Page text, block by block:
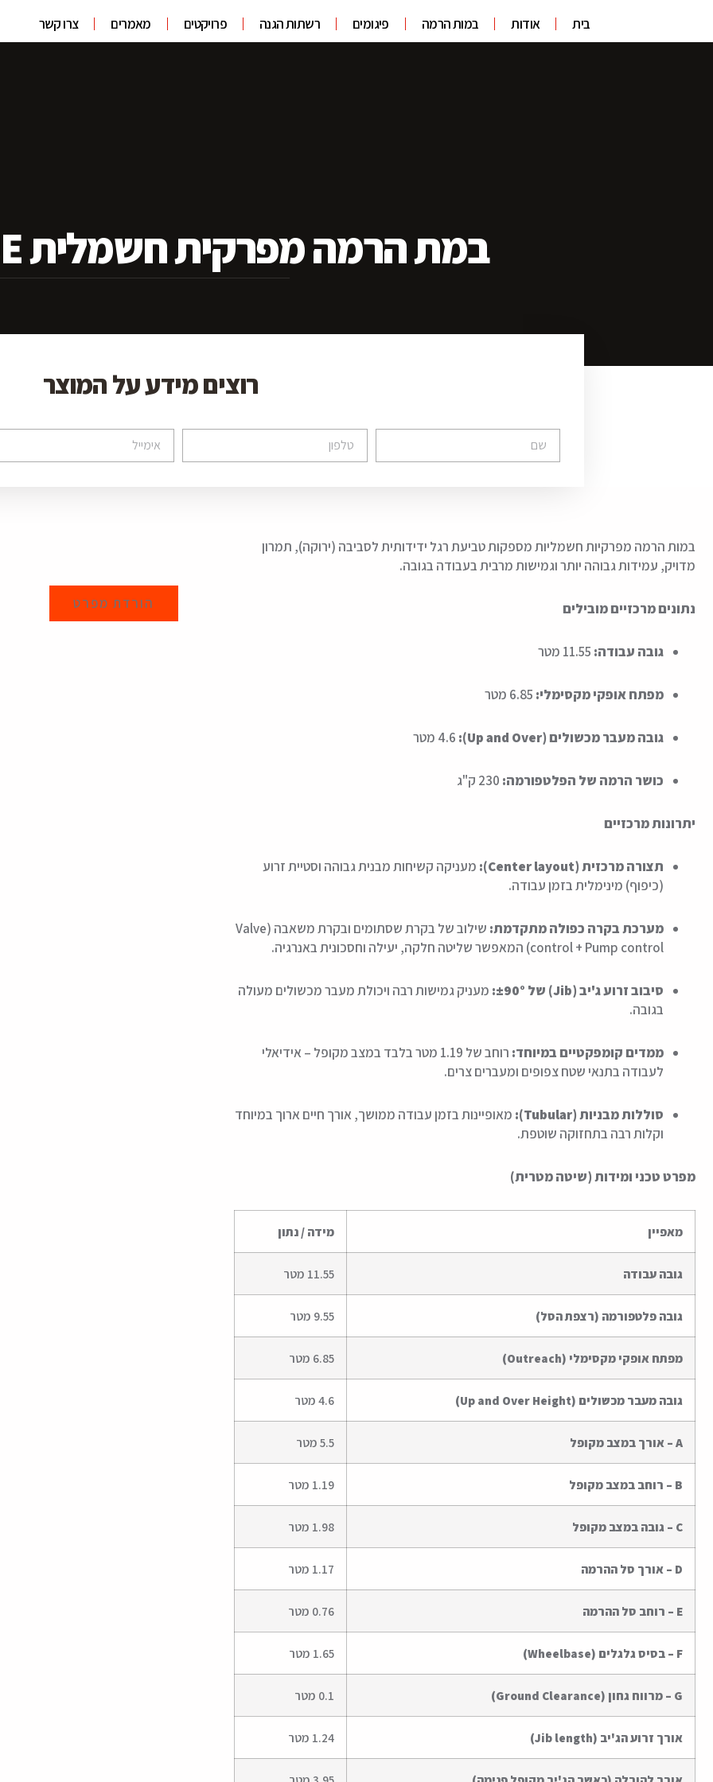
בית אודות במות הרמה פיגומים רשתות הגנה פרויקטים מאמרים צרו קשר
במת הרמה מפרקית חשמלית ZA10RJE
רוצים מידע על המוצר
במות הרמה מפרקיות חשמליות מספקות טביעת רגל ידידותית לסביבה (ירוקה), תמרון
מדויק, עמידות גבוהה יותר וגמישות מרבית בעבודה בגובה.
נתונים מרכזיים מובילים
גובה עבודה:
מפתח אופקי מקסימלי:
גובה מעבר מכשולים (Up and Over):
כושר הרמה של הפלטפורמה:
יתרונות מרכזיים
תצורה מרכזית (Center layout):
מעניקה קשיחות מבנית גבוהה וסטיית זרוע
(כיפוף) מינימלית בזמן עבודה.
מערכת בקרה כפולה מתקדמת:
שילוב של בקרת שסתומים ובקרת משאבה (Valve
control + Pump control) המאפשר שליטה חלקה, יעילה וחסכונית באנרגיה.
סיבוב זרוע ג'יב (Jib) של ±90°:
מעניק גמישות רבה ויכולת מעבר מכשולים מעולה
בגובה.
ממדים קומפקטיים במיוחד:
רוחב של 1.19 מטר בלבד במצב מקופל – אידיאלי
לעבודה בתנאי שטח צפופים ומעברים צרים.
סוללות מבניות (Tubular):
מאופיינות בזמן עבודה ממושך, אורך חיים ארוך במיוחד
וקלות רבה בתחזוקה שוטפת.
מפרט טכני ומידות (שיטה מטרית)
מאפיין מידה / נתון
גובה עבודה 11.55 מטר
גובה פלטפורמה (רצפת הסל) 9.55 מטר
מפתח אופקי מקסימלי (Outreach) 6.85 מטר
גובה מעבר מכשולים (Up and Over Height) 4.6 מטר
A – אורך במצב מקופל 5.5 מטר
B – רוחב במצב מקופל 1.19 מטר
C – גובה במצב מקופל 1.98 מטר
D – אורך סל ההרמה 1.17 מטר
E – רוחב סל ההרמה 0.76 מטר
F – בסיס גלגלים (Wheelbase) 1.65 מטר
G – מרווח גחון (Ground Clearance) 0.1 מטר
אורך זרוע הג'יב (Jib length) 1.24 מטר
הורדת מפרט